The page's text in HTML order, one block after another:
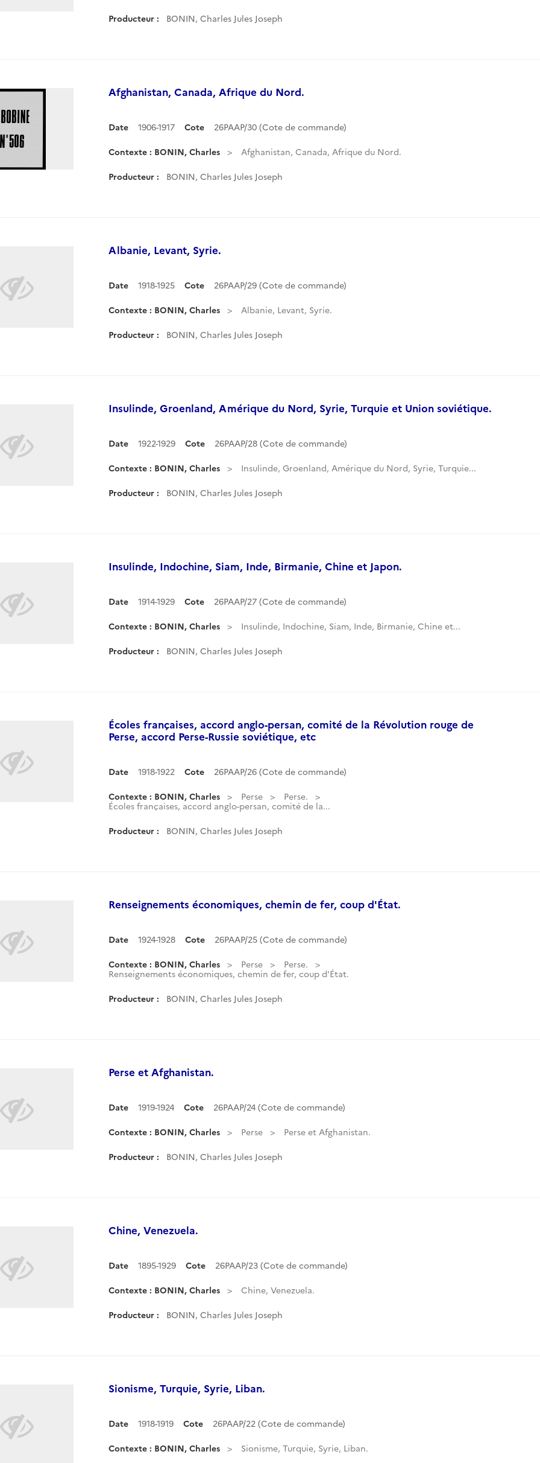
Producteur : BONIN, Charles Jules Joseph
Afghanistan, Canada, Afrique du Nord.
Date 1906-1917 Cote 26PAAP/30 (Cote de commande)
Contexte : BONIN, Charles Afghanistan, Canada, Afrique du Nord.
Producteur : BONIN, Charles Jules Joseph
Albanie, Levant, Syrie.
Date 1918-1925 Cote 26PAAP/29 (Cote de commande)
Contexte : BONIN, Charles Albanie, Levant, Syrie.
Producteur : BONIN, Charles Jules Joseph
Insulinde, Groenland, Amérique du Nord, Syrie, Turquie et Union soviétique.
Date 1922-1929 Cote 26PAAP/28 (Cote de commande)
Contexte : BONIN, Charles Insulinde, Groenland, Amérique du Nord, Syrie, Turquie...
Producteur : BONIN, Charles Jules Joseph
Insulinde, Indochine, Siam, Inde, Birmanie, Chine et Japon.
Date 1914-1929 Cote 26PAAP/27 (Cote de commande)
Contexte : BONIN, Charles Insulinde, Indochine, Siam, Inde, Birmanie, Chine et...
Producteur : BONIN, Charles Jules Joseph
Écoles françaises, accord anglo-persan, comité de la Révolution rouge de
Perse, accord Perse-Russie soviétique, etc
Date 1918-1922 Cote 26PAAP/26 (Cote de commande)
Contexte : BONIN, Charles Perse
Perse.
Écoles françaises, accord anglo-persan, comité de la...
Producteur : BONIN, Charles Jules Joseph
Renseignements économiques, chemin de fer, coup d'État.
Date 1924-1928 Cote 26PAAP/25 (Cote de commande)
Contexte : BONIN, Charles Perse
Perse.
Renseignements économiques, chemin de fer, coup d'État.
Producteur : BONIN, Charles Jules Joseph
Perse et Afghanistan.
Date 1919-1924 Cote 26PAAP/24 (Cote de commande)
Contexte : BONIN, Charles Perse Perse et Afghanistan.
Producteur : BONIN, Charles Jules Joseph
Chine, Venezuela.
Date 1895-1929 Cote 26PAAP/23 (Cote de commande)
Contexte : BONIN, Charles Chine, Venezuela.
Producteur : BONIN, Charles Jules Joseph
Sionisme, Turquie, Syrie, Liban.
Date 1918-1919 Cote 26PAAP/22 (Cote de commande)
Contexte : BONIN, Charles Sionisme, Turquie, Syrie, Liban.